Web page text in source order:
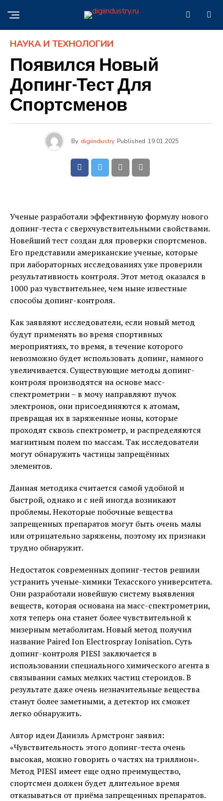
НАУКА И ТЕХНОЛОГИИ
Появился Новый
Допинг-Тест Для
Спортсменов
By digiindustry Published 19.01.2025
Ученые разработали эффективную формулу нового
допинг-теста с сверхчувствительными свойствами.
Новейший тест создан для проверки спортсменов.
Его представили американские ученые, которые
при лабораторных исследованиях уже проверили
результативность контроля. Этот метод оказался в
1000 раз чувствительнее, чем ныне известные
способы допинг-контроля.
Как заявляют исследователи, если новый метод
будут применять во время спортивных
мероприятиях, то время, в течение которого
невозможно будет использовать допинг, намного
увеличивается. Существующие методы допинг-
контроля производятся на основе масс-
спектрометрии – в мочу направляют пучок
электронов, они присоединяются к атомам,
превращая их в заряженные ионы, которые
проходят сквозь спектрометр, и распределяются
магнитным полем по массам. Так исследователи
могут обнаружить частицы запрещённых
элементов.
Данная методика считается самой удобной и
быстрой, однако и с ней иногда возникают
проблемы. Некоторые побочные вещества
запрещенных препаратов могут быть очень малы
или отрицательно заряжены, поэтому их признаки
трудно обнаружит.
Недостаток современных допинг-тестов решили
устранить ученые-химики Техасского университета.
Они разработали новейшую систему выявления
веществ, которая основана на масс-спектрометрии,
хотя теперь она станет более чувствительной к
мизерным метаболитам. Новый метод получил
название Paired Ion Electrospray Ionisation. Суть
допинг-контроля PIESI заключается в
использовании специального химического агента в
связывании самых мелких частиц стероидов. В
результате даже очень незначительные вещества
станут более заметными, а детектор их сможет
легко обнаружить.
Автор идеи Даниэль Армстронг заявил:
«Чувствительность этого допинг-теста очень
высокая, можно говорить о частях на триллион».
Метод PIESI имеет еще одно преимущество,
спортсмен должен будет длительное время
отказываться от приёма запрещенных препаратов.